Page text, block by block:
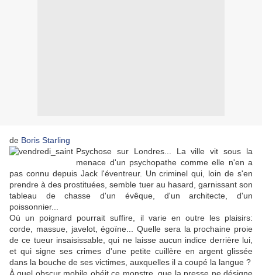
de Boris Starling
Psychose sur Londres... La ville vit sous la
menace d'un psychopathe comme elle n'en a
pas connu depuis Jack l'éventreur. Un criminel qui, loin de s'en
prendre à des prostituées, semble tuer au hasard, garnissant son
tableau de chasse d'un évêque, d'un architecte, d'un
poissonnier...
Où un poignard pourrait suffire, il varie en outre les plaisirs:
corde, massue, javelot, égoïne... Quelle sera la prochaine proie
de ce tueur insaisissable, qui ne laisse aucun indice derrière lui,
et qui signe ses crimes d'une petite cuillère en argent glissée
dans la bouche de ses victimes, auxquelles il a coupé la langue ?